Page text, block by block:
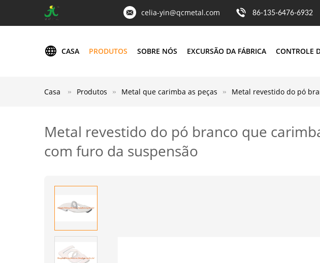
celia-yin@qcmetal.com 86-135-6476-6932
CASA PRODUTOS SOBRE NÓS EXCURSÃO DA FÁBRICA CONTROLE
Casa Produtos Metal que carimba as peças Metal revestido do pó
Metal revestido do pó branco que
com furo da suspensão